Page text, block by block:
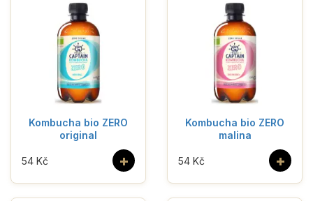
Kombucha bio ZERO
original
+
54 Kč
Kombucha bio ZERO
malina
+
54 Kč